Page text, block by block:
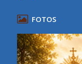
FOTOS